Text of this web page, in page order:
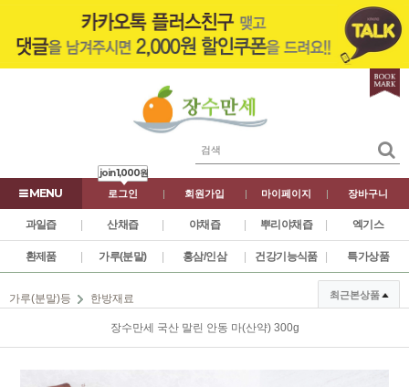
로그인 |
join1,000원
회원가입 | 마이페이지 | 장바구니
과일즙 | 산채즙 | 야채즙 | 뿌리야채즙 | 엑기스
환제품 | 가루(분말) | 홍삼/인삼 | 건강기능식품 | 특가상품
가루(분말)등 한방재료 최근본상품
장수만세 국산 말린 안동 마(산약) 300g